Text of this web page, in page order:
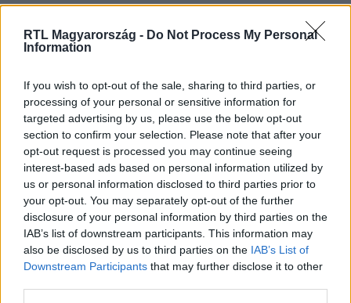
RTL Magyarország - Do Not Process My Personal
Information
If you wish to opt-out of the sale, sharing to third parties, or
processing of your personal or sensitive information for
targeted advertising by us, please use the below opt-out
section to confirm your selection. Please note that after your
opt-out request is processed you may continue seeing
interest-based ads based on personal information utilized by
us or personal information disclosed to third parties prior to
your opt-out. You may separately opt-out of the further
disclosure of your personal information by third parties on the
IAB’s list of downstream participants. This information may
also be disclosed by us to third parties on the IAB’s List of
Downstream Participants that may further disclose it to other
Kövess minket, és értesülj a friss hírekről a
Facebookon is!
Követem
#ÉLETMÓD # DEPRESSZIÓ # KEZELÉS